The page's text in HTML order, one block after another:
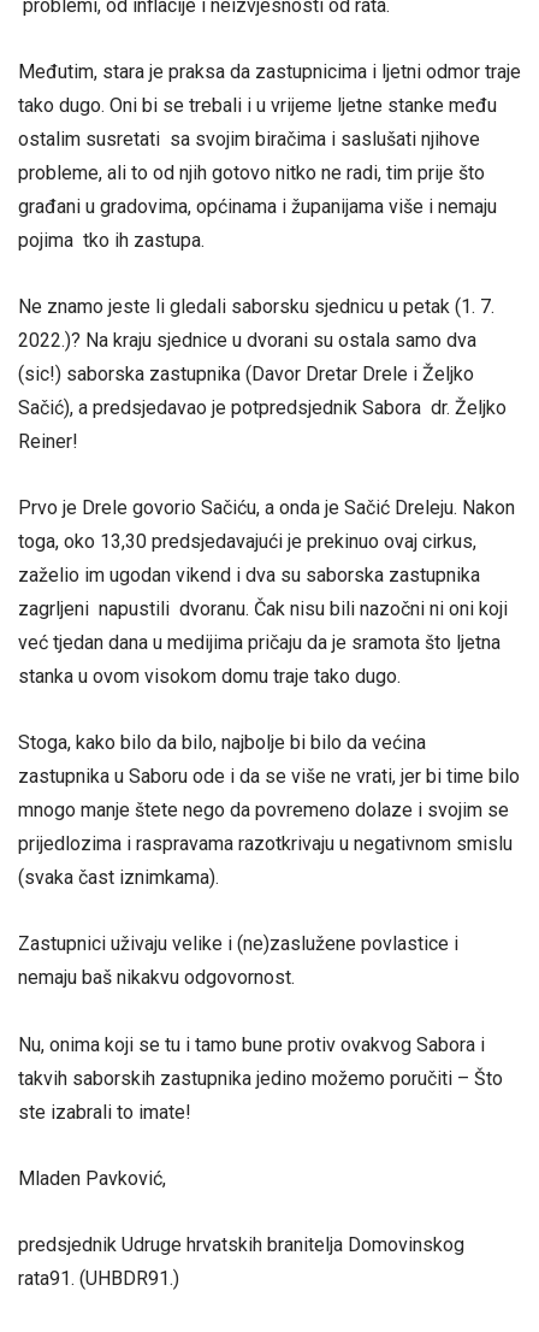
problemi, od inflacije i neizvjesnosti od rata.
Međutim, stara je praksa da zastupnicima i ljetni odmor traje
tako dugo. Oni bi se trebali i u vrijeme ljetne stanke među
ostalim susretati sa svojim biračima i saslušati njihove
probleme, ali to od njih gotovo nitko ne radi, tim prije što
građani u gradovima, općinama i županijama više i nemaju
pojima tko ih zastupa.
Ne znamo jeste li gledali saborsku sjednicu u petak (1. 7.
2022.)? Na kraju sjednice u dvorani su ostala samo dva
(sic!) saborska zastupnika (Davor Dretar Drele i Željko
Sačić), a predsjedavao je potpredsjednik Sabora dr. Željko
Reiner!
Prvo je Drele govorio Sačiću, a onda je Sačić Dreleju. Nakon
toga, oko 13,30 predsjedavajući je prekinuo ovaj cirkus,
zaželio im ugodan vikend i dva su saborska zastupnika
zagrljeni napustili dvoranu. Čak nisu bili nazočni ni oni koji
već tjedan dana u medijima pričaju da je sramota što ljetna
stanka u ovom visokom domu traje tako dugo.
Stoga, kako bilo da bilo, najbolje bi bilo da većina
zastupnika u Saboru ode i da se više ne vrati, jer bi time bilo
mnogo manje štete nego da povremeno dolaze i svojim se
prijedlozima i raspravama razotkrivaju u negativnom smislu
(svaka čast iznimkama).
Zastupnici uživaju velike i (ne)zaslužene povlastice i
nemaju baš nikakvu odgovornost.
Nu, onima koji se tu i tamo bune protiv ovakvog Sabora i
takvih saborskih zastupnika jedino možemo poručiti – Što
ste izabrali to imate!
Mladen Pavković,
predsjednik Udruge hrvatskih branitelja Domovinskog
rata91. (UHBDR91.)